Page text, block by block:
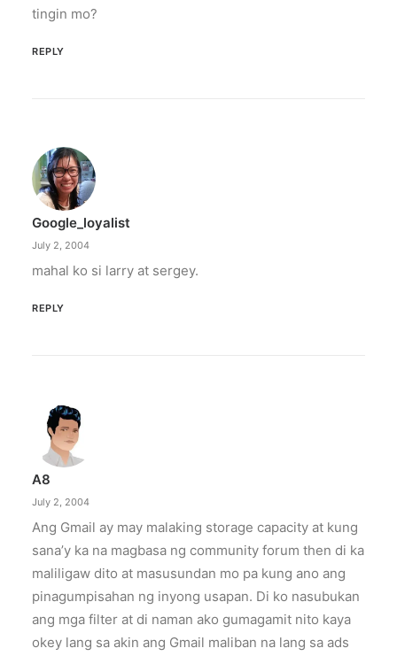
tingin mo?
REPLY
Google_loyalist
July 2, 2004
mahal ko si larry at sergey.
REPLY
A8
July 2, 2004
Ang Gmail ay may malaking storage capacity at kung
sana’y ka na magbasa ng community forum then di ka
maliligaw dito at masusundan mo pa kung ano ang
pinagumpisahan ng inyong usapan. Di ko nasubukan
ang mga filter at di naman ako gumagamit nito kaya
okey lang sa akin ang Gmail maliban na lang sa ads